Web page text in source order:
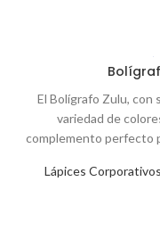
Lápices Corporativos
El Bolígrafo Zulu, con
variedad de
complemento perfecto
una escritura suave y